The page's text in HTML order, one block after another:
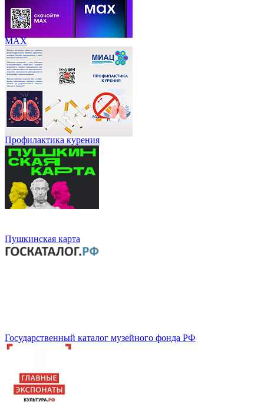
МАХ
Профилактика курения
Пушкинская карта
Государственный каталог музейного фонда РФ